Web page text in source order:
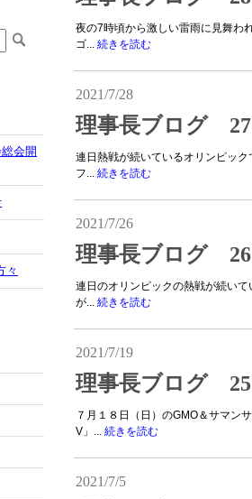
会開
々
夜の7時頃から激しい雷雨に見舞わ
ゴ...続きを読む
2021/7/28
理事長ブログ
連日熱戦が続いているオリンピッ
フ...続きを読む
2021/7/26
理事長ブログ
連日のオリンピックの熱戦が続い
が...続きを読む
2021/7/19
理事長ブログ
７月１８日（日）のGMO＆サマン
V」...続きを読む
2021/7/5